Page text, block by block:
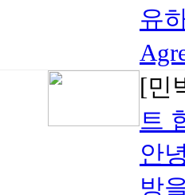
유
[민
트
안
방